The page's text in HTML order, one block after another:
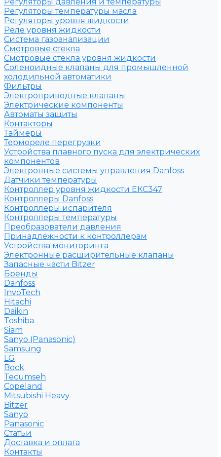
Регуляторы температуры масла
Регуляторы уровня жидкости
Реле уровня жидкости
Система газоанализации
Смотровые стекла
Смотровые стекла уровня жидкости
Соленоидные клапаны для промышленной
холодильной автоматики
Фильтры
Электроприводные клапаны
Электрические компоненты
Автоматы защиты
Контакторы
Таймеры
Термореле перегрузки
Устройства плавного пуска для электрических
компонентов
Электронные системы управления Danfoss
Датчики температуры
Контроллер уровня жидкости ЕКС347
Контроллеры Danfoss
Контроллеры испарителя
Контроллеры температуры
Преобразователи давления
Принадлежности к контроллерам
Устройства мониторинга
Электронные расширительные клапаны
Запасные части Bitzer
Бренды
Danfoss
InvoTech
Hitachi
Daikin
Toshiba
Siam
Sanyo (Panasonic)
Samsung
LG
Bock
Tecumseh
Copeland
Mitsubishi Heavy
Bitzer
Sanyo
Рanasonic
Статьи
Доставка и оплата
Контакты